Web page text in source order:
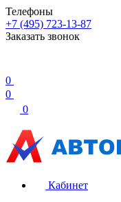
Телефоны
+7 (495) 723-13-87
Заказать звонок
0
0
0
Кабинет